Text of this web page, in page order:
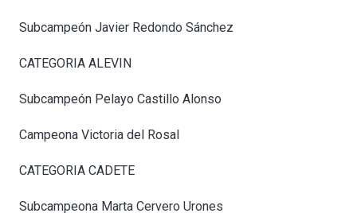
Subcampeón Javier Redondo Sánchez
CATEGORIA ALEVIN
Subcampeón Pelayo Castillo Alonso
Campeona Victoria del Rosal
CATEGORIA CADETE
Subcampeona Marta Cervero Urones